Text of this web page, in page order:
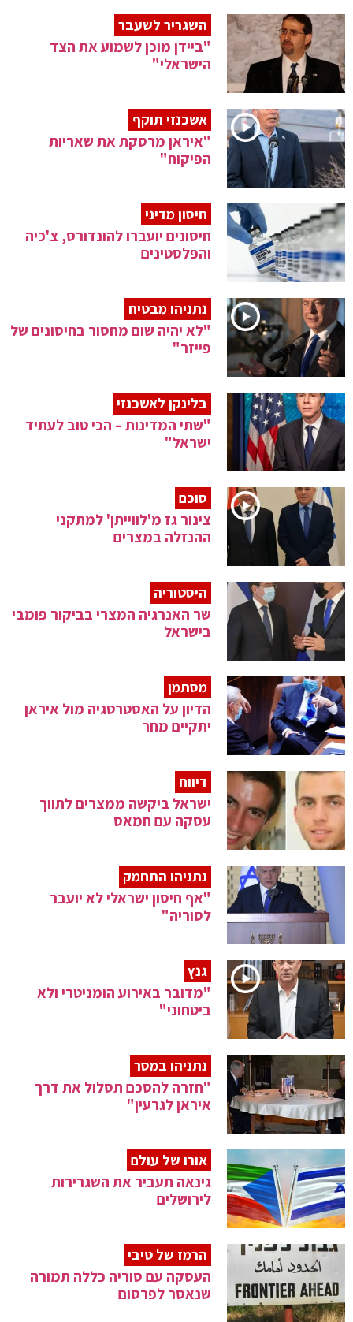
השגריר לשעבר
"ביידן מוכן לשמוע את הצד
הישראלי"
אשכנזי תוקף
"איראן מרסקת את שאריות
הפיקוח"
חיסון מדיני
חיסונים יועברו להונדורס, צ'כיה
והפלסטינים
נתניהו מבטיח
"לא יהיה שום מחסור בחיסונים של
פייזר"
בלינקן לאשכנזי
"שתי המדינות – הכי טוב לעתיד
ישראל"
סוכם
צינור גז מ'לווייתן' למתקני
ההנזלה במצרים
היסטוריה
שר האנרגיה המצרי בביקור פומבי
בישראל
מסתמן
הדיון על האסטרטגיה מול איראן
יתקיים מחר
דיווח
ישראל ביקשה ממצרים לתווך
עסקה עם חמאס
נתניהו התחמק
"אף חיסון ישראלי לא יועבר
לסוריה"
גנץ
"מדובר באירוע הומניטרי ולא
ביטחוני"
נתניהו במסר
"חזרה להסכם תסלול את דרך
איראן לגרעין"
אורו של עולם
גינאה תעביר את השגרירות
לירושלים
הרמז של טיבי
העסקה עם סוריה כללה תמורה
שנאסר לפרסום